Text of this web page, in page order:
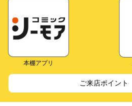
本棚アプリ
ご来店ポイント